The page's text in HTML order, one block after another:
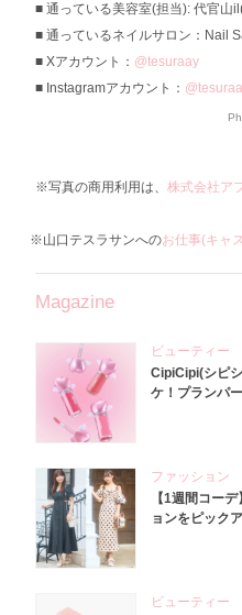
通っている美容室(担当): 代官山
通っているネイルサロン：Nail
Xアカウント： @tesuraay
Instagramアカウント： @tesuraa
※写真の商用利用は、 株式会社ア
※山口テスラサンへのお仕事(キャ
Magazine
ビューティー
CipiCipi(シピ
ケ！プランパ
ファッション
【1週間コー
ョンをピック
ビューティー